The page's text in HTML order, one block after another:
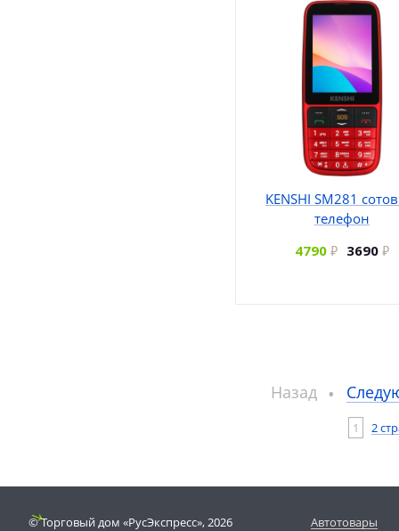
KENSHI SM281
телефон
4790
3690
Назад
1 2
© Торговый дом «РусЭкспресс», 2026
Автотовары